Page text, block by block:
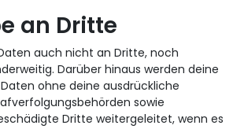
an Dritte
auch nicht an Dritte, noch
Darüber hinaus werden deine
ohne deine ausdrückliche
sowie
Dritte weitergeleitet, wenn es